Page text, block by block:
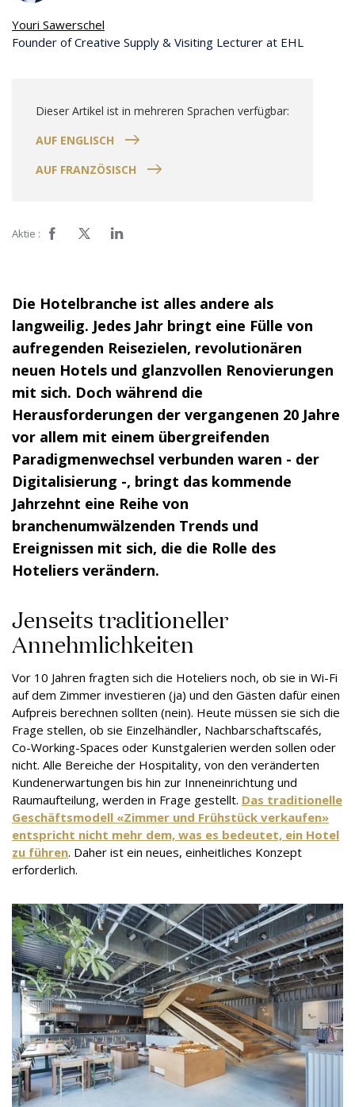
Youri Sawerschel
Founder of Creative Supply & Visiting Lecturer at EHL
Dieser Artikel ist in mehreren Sprachen verfügbar:
AUF ENGLISCH
AUF FRANZÖSISCH
Aktie :
Die Hotelbranche ist alles andere als
langweilig. Jedes Jahr bringt eine Fülle von
aufregenden Reisezielen, revolutionären
neuen Hotels und glanzvollen Renovierungen
mit sich. Doch während die
Herausforderungen der vergangenen 20 Jahre
vor allem mit einem übergreifenden
Paradigmenwechsel verbunden waren - der
Digitalisierung -, bringt das kommende
Jahrzehnt eine Reihe von
branchenumwälzenden Trends und
Ereignissen mit sich, die die Rolle des
Hoteliers verändern.
Jenseits traditioneller
Annehmlichkeiten
Vor 10 Jahren fragten sich die Hoteliers noch, ob sie in Wi-Fi
auf dem Zimmer investieren (ja) und den Gästen dafür einen
Aufpreis berechnen sollten (nein). Heute müssen sie sich die
Frage stellen, ob sie Einzelhändler, Nachbarschaftscafés,
Co-Working-Spaces oder Kunstgalerien werden sollen oder
nicht. Alle Bereiche der Hospitality, von den veränderten
Kundenerwartungen bis hin zur Inneneinrichtung und
Raumaufteilung, werden in Frage gestellt. Das traditionelle
Geschäftsmodell «Zimmer und Frühstück verkaufen»
entspricht nicht mehr dem, was es bedeutet, ein Hotel
zu führen. Daher ist ein neues, einheitliches Konzept
erforderlich.